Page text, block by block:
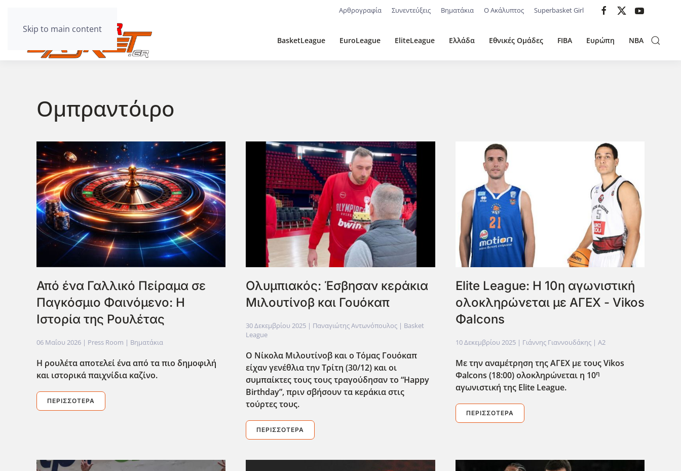
Skip to main content
Αρθρογραφία Συνεντεύξεις Βηματάκια Ο Ακάλυπτος Superbasket Girl
BasketLeague EuroLeague EliteLeague Ελλάδα Εθνικές Ομάδες FIBA Ευρώπη NBA
Ομπραντόιρο
Από ένα Γαλλικό Πείραμα σε
Παγκόσμιο Φαινόμενο: Η
Ιστορία της Ρουλέτας
06 Μαΐου 2026 | Press Room | Βηματάκια
Η ρουλέτα αποτελεί ένα από τα πιο δημοφιλή
και ιστορικά παιχνίδια καζίνο.
ΠΕΡΙΣΣΌΤΕΡΑ
Ολυμπιακός: Έσβησαν κεράκια
Μιλουτίνοβ και Γουόκαπ
30 Δεκεμβρίου 2025 | Παναγιώτης Αντωνόπουλος | Basket
League
Ο Νίκολα Μιλουτίνοβ και ο Τόμας Γουόκαπ
είχαν γενέθλια την Τρίτη (30/12) και οι
συμπαίκτες τους τους τραγούδησαν το “Happy
Birthday”, πριν σβήσουν τα κεράκια στις
τούρτες τους.
ΠΕΡΙΣΣΌΤΕΡΑ
Elite League: Η 10η αγωνιστική
ολοκληρώνεται με ΑΓΕΧ - Vikos
Φalcons
10 Δεκεμβρίου 2025| Γιάννης Γιαννουδάκης | A2
Με την αναμέτρηση της ΑΓΕΧ με τους Vikos
Φalcons (18:00) ολοκληρώνεται η 10η
αγωνιστική της EliteLeague.
ΠΕΡΙΣΣΌΤΕΡΑ